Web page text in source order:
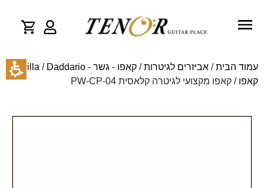
עמוד הבית/ אביזרים לגיטרות/ קאפו - גשר - Cejilla / Daddario
קאפו / קאפו מקצועי לגיטרה קלאסית PW-CP-04